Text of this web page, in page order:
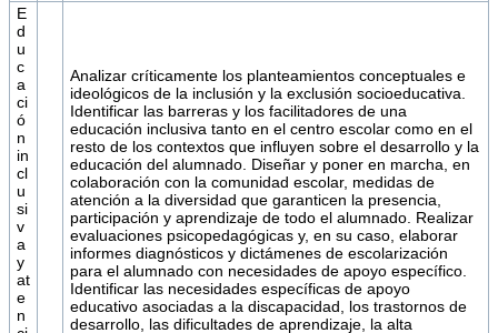
E
d
u
c
a
ci
ó
n
in
cl
u
si
v
a
y
at
e
n
Analizar críticamente los planteamientos conceptuales e
ideológicos de la inclusión y la exclusión socioeducativa.
Identificar las barreras y los facilitadores de una
educación inclusiva tanto en el centro escolar como en el
resto de los contextos que influyen sobre el desarrollo y la
educación del alumnado. Diseñar y poner en marcha, en
colaboración con la comunidad escolar, medidas de
atención a la diversidad que garanticen la presencia,
participación y aprendizaje de todo el alumnado. Realizar
evaluaciones psicopedagógicas y, en su caso, elaborar
informes diagnósticos y dictámenes de escolarización
para el alumnado con necesidades de apoyo específico.
Identificar las necesidades específicas de apoyo
educativo asociadas a la discapacidad, los trastornos de
desarrollo, las dificultades de aprendizaje, la alta